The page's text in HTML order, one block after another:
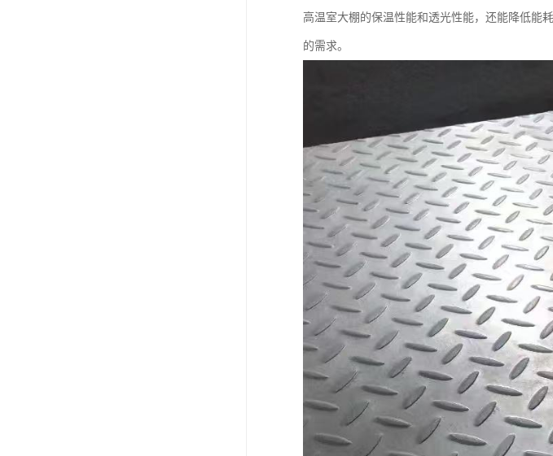
高温室大棚的保温性能和透光性能，还能降低能
的需求。